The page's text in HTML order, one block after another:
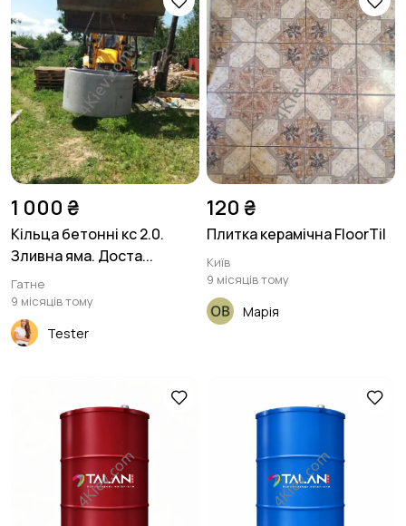
1 000 ₴
Кільца бетонні кс 2.0.
Зливна яма. Доста...
Гатне
9 місяців тому
Tester
120 ₴
Плитка керамічна FloorTil
Київ
9 місяців тому
Марія